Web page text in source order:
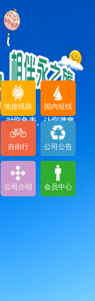
地接线路 国内短线
自由行 公司公告
公司介绍 会员中心